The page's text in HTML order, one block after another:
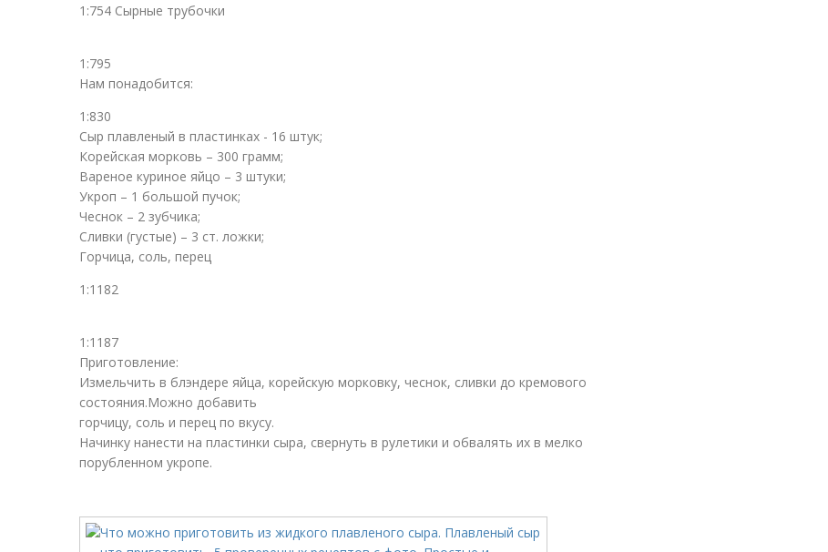
1:754 Сырные трубочки
1:795
Нам понадобится:
1:830
Сыр плавленый в пластинках - 16 штук;
Корейская морковь – 300 грамм;
Вареное куриное яйцо – 3 штуки;
Укроп – 1 большой пучок;
Чеснок – 2 зубчика;
Сливки (густые) – 3 ст. ложки;
Горчица, соль, перец
1:1182
1:1187
Приготовление:
Измельчить в блэндере яйца, корейскую морковку, чеснок, сливки до кремового
состояния.Можно добавить
горчицу, соль и перец по вкусу.
Начинку нанести на пластинки сыра, свернуть в рулетики и обвалять их в мелко
порубленном укропе.